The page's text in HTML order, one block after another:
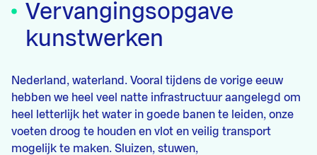
Vervangingsopgave
kunstwerken
Nederland, waterland. Vooral tijdens de vorige eeuw
hebben we heel veel natte infrastructuur aangelegd om
heel letterlijk het water in goede banen te leiden, onze
voeten droog te houden en vlot en veilig transport
mogelijk te maken. Sluizen, stuwen,